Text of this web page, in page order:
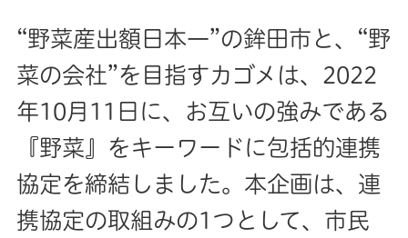
“野菜産出額日本一”の鉾田市と、“野
菜の会社”を目指すカゴメは、2022
年10月11日に、お互いの強みである
『野菜』をキーワードに包括的連携
協定を締結しました。本企画は、連
携協定の取組みの1つとして、市民